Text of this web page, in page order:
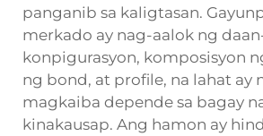
panganib sa kaligtasan.
merkado ay nag-aalok ng
konpigurasyon, komposisyon
ng bond, at profile, na lahat ay
magkaiba depende sa bagay
kinakausap. Ang hamon ay